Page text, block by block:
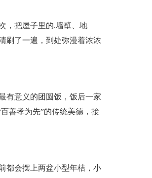
，把屋子里的.墙壁、地
刷了一遍，到处弥漫着浓浓
有意义的团圆饭，饭后一家
善孝为先”的传统美德，接
都会摆上两盆小型年桔，小